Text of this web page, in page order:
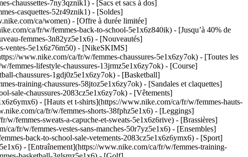
chaussettes-7ny3qznik1) - [Sacs et sacs à dos]
casquettes-52r49znik1) - [Soldes]
ca/women) - [Offre à durée limitée]
ca/fr/w/femmes-back-to-school-5e1x6z840ik) - [Jusqu’à 40% de
femmes-3n82yz5e1x6) - [Nouveautés]
ventes-5e1x6z76m50) - [NikeSKIMS]
www.nike.com/ca/fr/w/femmes-chaussures-5e1x6zy7ok) - [Toutes les
femmes-lifestyle-chaussures-13jrmz5e1x6zy7ok) - [Course]
chaussures-1gdj0z5e1x6zy7ok) - [Basketball]
training-chaussures-58jtoz5e1x6zy7ok) - [Sandales et claquettes]
sale-chaussures-2083cz5e1x6zy7ok) - [Vêtements]
- [Hauts et t-shirts](https://www.nike.com/ca/fr/w/femmes-hauts-
ca/fr/w/femmes-shorts-38fphz5e1x6) - [Leggings]
femmes-sweats-a-capuche-et-sweats-5e1x6z6rive) - [Brassières]
fr/w/femmes-vestes-sans-manches-50r7yz5e1x6) - [Ensembles]
back-to-school-sale-vetements-2083cz5e1x6z6ymx6) - [Sport]
- [Entraînement](https://www.nike.com/ca/fr/w/femmes-training-